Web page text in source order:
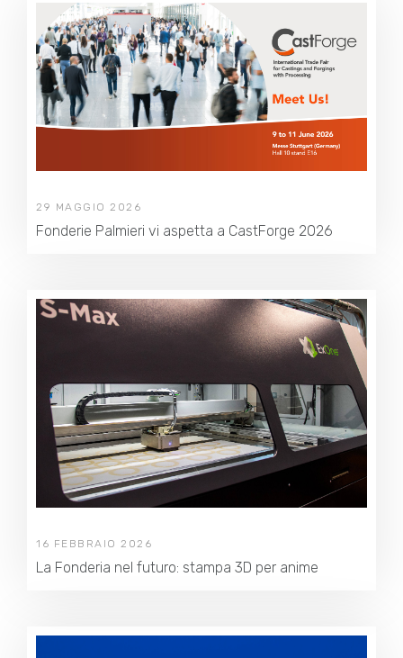
29 MAGGIO 2026
Fonderie Palmieri vi aspetta a CastForge 2026
16 FEBBRAIO 2026
La Fonderia nel futuro: stampa 3D per anime